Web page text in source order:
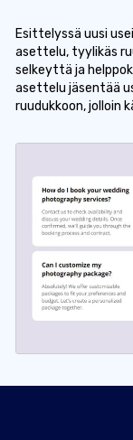
Esittelyssä uusi
asettelu, tyylikäs
selkeyttä ja
asettelu jäsentää
ruudukkoon, jolloin